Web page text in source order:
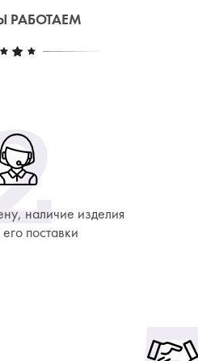
РАБОТАЕМ
наличие изделия
поставки